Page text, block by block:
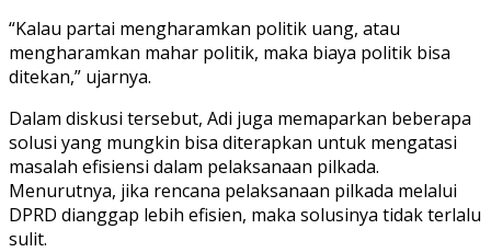
“Kalau partai mengharamkan politik uang, atau
mengharamkan mahar politik, maka biaya politik bisa
ditekan,” ujarnya.
Dalam diskusi tersebut, Adi juga memaparkan beberapa
solusi yang mungkin bisa diterapkan untuk mengatasi
masalah efisiensi dalam pelaksanaan pilkada.
Menurutnya, jika rencana pelaksanaan pilkada melalui
DPRD dianggap lebih efisien, maka solusinya tidak terlalu
sulit.